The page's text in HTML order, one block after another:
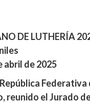
DE LUTHERÍA
abril de 2025
reunido el Jurado